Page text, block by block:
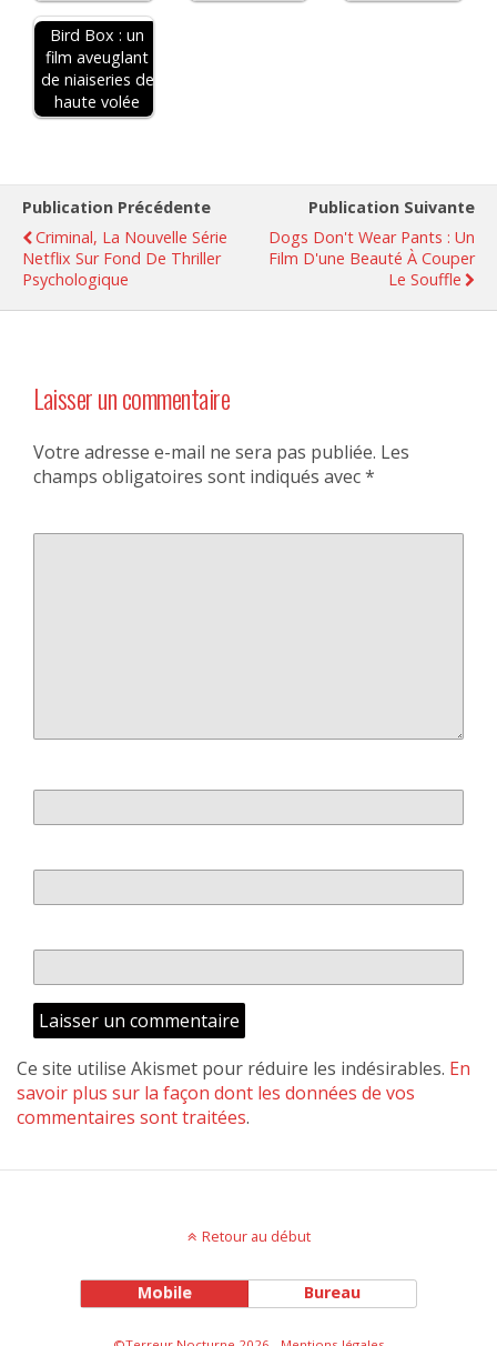
Bird Box : un
film aveuglant
de niaiseries de
haute volée
Publication Précédente
Criminal, La Nouvelle Série
Netflix Sur Fond De Thriller
Psychologique
Publication Suivante
Dogs Don't Wear Pants : Un
Film D'une Beauté À Couper
Le Souffle
Laisser un commentaire
Votre adresse e-mail ne sera pas publiée. Les
champs obligatoires sont indiqués avec*
Ce site utilise Akismet pour réduire les indésirables. En
savoir plus sur la façon dont les données de vos
commentaires sont traitées.
Retour au début
Mobile Bureau